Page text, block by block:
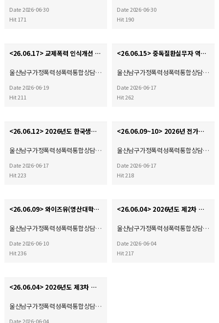
Date 2026-06-30
Hit 171
Date 2026-06-30
Hit 190
<26.06.17> 교제폭력 인식개선 및 예방 캠페인(자체)
울산남구가정폭력성폭력통합상담…
Date 2026-06-19
Hit 211
<26.06.15> 중독질환실무자 역량강화교육
울산남구가정폭력성폭력통합상담…
Date 2026-06-17
Hit 262
<26.06.12> 2026년도 한국생명의전화연맹 정기총회
울산남구가정폭력성폭력통합상담…
Date 2026-06-17
Hit 223
<26.06.09~10> 2026년 전가협 시설장 회의 & 워크숍
울산남구가정폭력성폭력통합상담…
Date 2026-06-17
Hit 218
<26.06.09> 와이즈유(영산대학교) 부울경 사회복지·평생교육 기관 협회 2026학년도 산학협력 협약체결…
울산남구가정폭력성폭력통합상담…
Date 2026-06-10
Hit 236
<26.06.04> 2026년도 제2차 운영위원회
울산남구가정폭력성폭력통합상담…
Date 2026-06-04
Hit 217
<26.06.04> 2026년도 제3차 사회복지현장실습 종결식
울산남구가정폭력성폭력통합상담…
Date 2026-06-04